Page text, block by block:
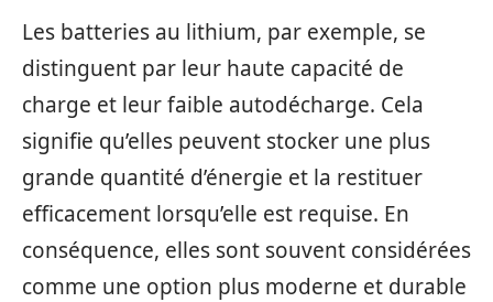
Les batteries au lithium, par exemple, se
distinguent par leur haute capacité de
charge et leur faible autodécharge. Cela
signifie qu’elles peuvent stocker une plus
grande quantité d’énergie et la restituer
efficacement lorsqu’elle est requise. En
conséquence, elles sont souvent considérées
comme une option plus moderne et durable